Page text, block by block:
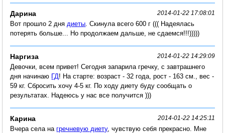
Дарина 2014-01-22 17:08:01
Вот прошло 2 дня диеты . Скинула всего 600 г ((( Надеялась
потерять больше... Но продолжаем дальше, не сдаемся!!!)))))
Наргиза 2014-01-22 14:29:09
Девочки, всем привет! Сегодня запарила гречку, с завтрашнего
дня начинаю ГД ! На старте: возраст - 32 года, рост - 163 см., вес -
59 кг. Сбросить хочу 4-5 кг. По ходу диету буду сообщать о
результатах. Надеюсь у нас все получится )))
Карина 2014-01-22 14:25:11
Вчера села нагречневую диету, чувствую себя прекрасно. Мне